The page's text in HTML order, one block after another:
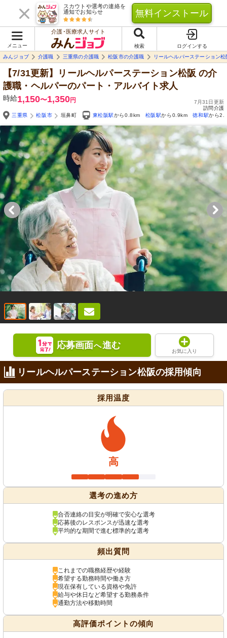
スカウトや選考の連絡を
通知でお知らせ
無料インストール
メニュー
介護･医療求人サイト
検索
ログインする
みんジョブ
介護職 三重県の介護職 松阪市の介護職 リールヘルパーステーション松
【7/31更新】リールヘルパーステーション松阪 の介
護職・ヘルパーのパート・アルバイト求人
時給1,150〜1,350円
7月31日更新
訪問介護
三重県
松阪市 垣鼻町 東松阪駅から0.8km 松阪駅から0.9km 徳和駅から
応募画面へ進む
お気に入り
リールヘルパーステーション松阪の採用傾向
採用温度
高
選考の進め方
合否連絡の目安が明確で安心な選考
応募後のレスポンスが迅速な選考
平均的な期間で進む標準的な選考
頻出質問
これまでの職務経歴や経験
希望する勤務時間や働き方
現在保有している資格や免許
給与や休日など希望する勤務条件
通勤方法や移動時間
高評価ポイントの傾向